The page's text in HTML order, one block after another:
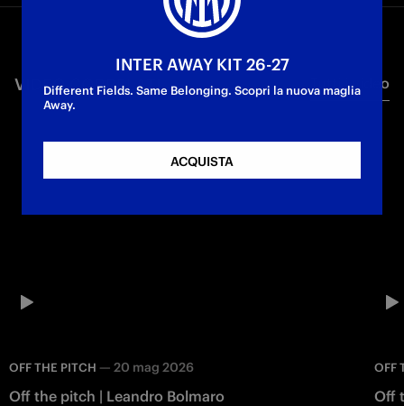
Twitter
VIDEO CORRELATI Tutti i video
OFF THE PITCH — 20 mag 2026
Off the pitch | Leandro Bolmaro
OFF
Off
INTER AWAY KIT 26-27
Different Fields. Same Belonging. Scopri la nuova maglia
Away.
ACQUISTA